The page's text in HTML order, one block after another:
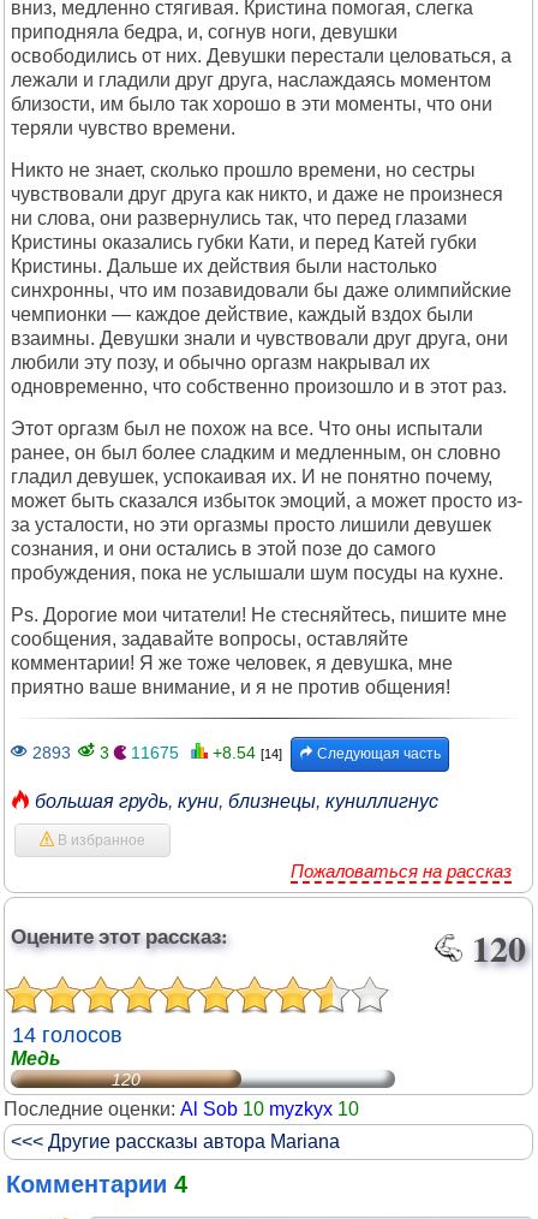
вниз, медленно стягивая. Кристина помогая, слегка
приподняла бедра, и, согнув ноги, девушки
освободились от них. Девушки перестали целоваться, а
лежали и гладили друг друга, наслаждаясь моментом
близости, им было так хорошо в эти моменты, что они
теряли чувство времени.
Никто не знает, сколько прошло времени, но сестры
чувствовали друг друга как никто, и даже не произнеся
ни слова, они развернулись так, что перед глазами
Кристины оказались губки Кати, и перед Катей губки
Кристины. Дальше их действия были настолько
синхронны, что им позавидовали бы даже олимпийские
чемпионки — каждое действие, каждый вздох были
взаимны. Девушки знали и чувствовали друг друга, они
любили эту позу, и обычно оргазм накрывал их
одновременно, что собственно произошло и в этот раз.
Этот оргазм был не похож на все. Что оны испытали
ранее, он был более сладким и медленным, он словно
гладил девушек, успокаивая их. И не понятно почему,
может быть сказался избыток эмоций, а может просто из-
за усталости, но эти оргазмы просто лишили девушек
сознания, и они остались в этой позе до самого
пробуждения, пока не услышали шум посуды на кухне.
Ps. Дорогие мои читатели! Не стесняйтесь, пишите мне
сообщения, задавайте вопросы, оставляйте
комментарии! Я же тоже человек, я девушка, мне
приятно ваше внимание, и я не против общения!
2893 3 11675 +8.54 [14] Следующая часть
большая грудь, куни, близнецы, куниллигнус
В избранное
Пожаловаться на рассказ
Оцените этот рассказ: 120
14 голосов
Медь
120
Последние оценки: Al Sob 10 myzkyx 10
<<< Другие рассказы автора Mariana
Комментарии 4